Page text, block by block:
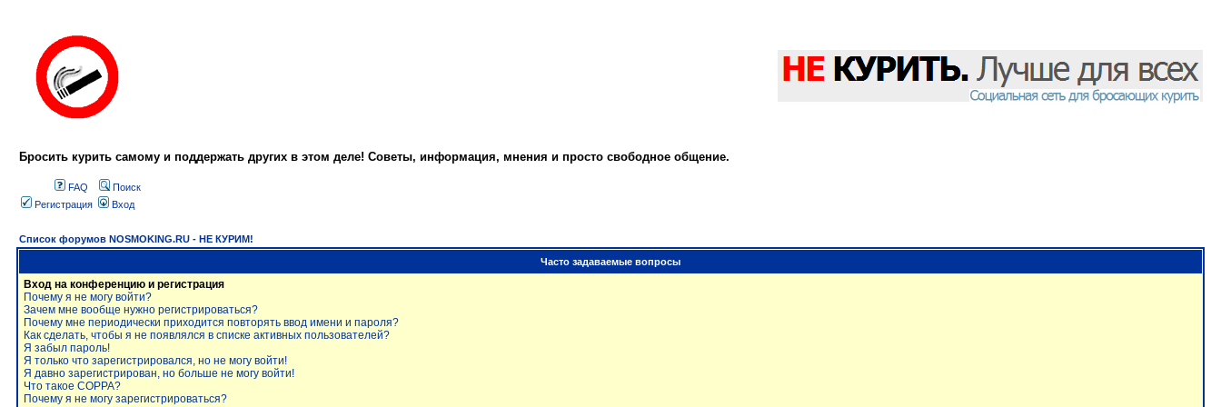
Бросить курить самому и поддержать других в этом деле! Советы, информация, мнения и просто свободное общение.
FAQ
Поиск
Регистрация
Вход
Список форумов NOSMOKING.RU - НЕ КУРИМ!
Часто задаваемые вопросы
Вход на конференцию и регистрация
Почему я не могу войти?
Зачем мне вообще нужно регистрироваться?
Почему мне периодически приходится повторять ввод имени и пароля?
Как сделать, чтобы я не появлялся в списке активных пользователей?
Я забыл пароль!
Я только что зарегистрировался, но не могу войти!
Я давно зарегистрирован, но больше не могу войти!
Что такое COPPA?
Почему я не могу зарегистрироваться?